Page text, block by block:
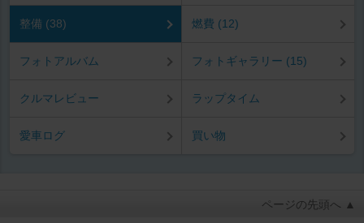
整備 (38) 燃費 (12)
フォトアルバム フォトギャラリー (15)
クルマレビュー ラップタイム
愛車ログ 買い物
ページの先頭へ ▲